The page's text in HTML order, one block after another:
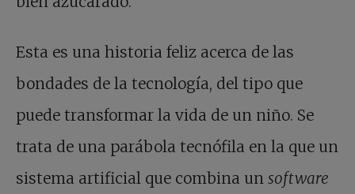
Esta es una historia feliz acerca de las
bondades de la tecnología, del tipo que
puede transformar la vida de un niño. Se
trata de una parábola tecnófila en la que un
sistema artificial que combina un software